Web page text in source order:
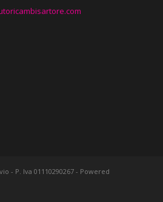
- P. Iva 01110290267 - Powered